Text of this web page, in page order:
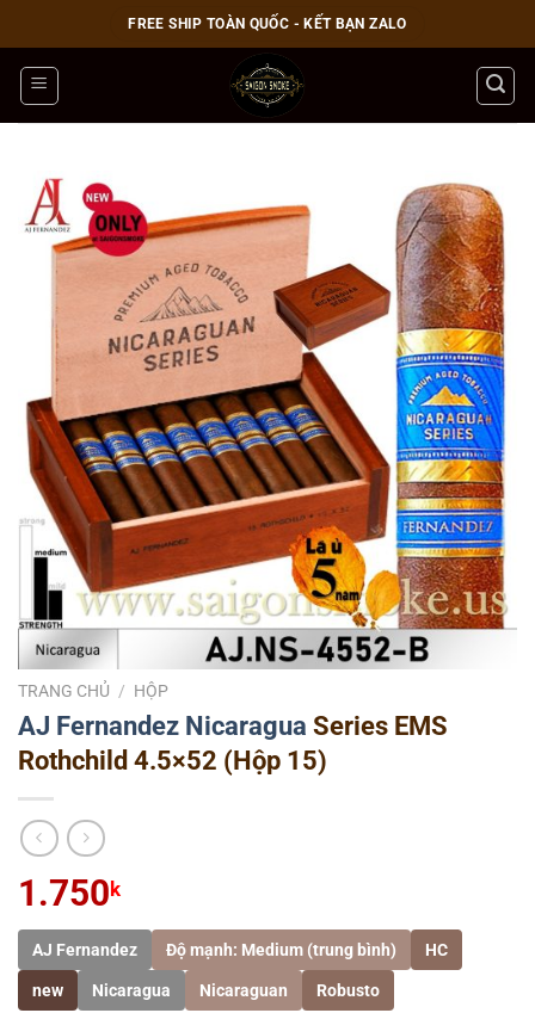
qua
nội
dung
FREE SHIP TOÀN QUỐC - KẾT BẠN ZALO
TRANG CHỦ / HỘP
AJ Fernandez Nicaragua Series EMS
Rothchild 4.5×52 (Hộp 15)
1.750 k
AJ Fernandez Độ mạnh: Medium (trung bình) HC
new Nicaragua Nicaraguan Robusto